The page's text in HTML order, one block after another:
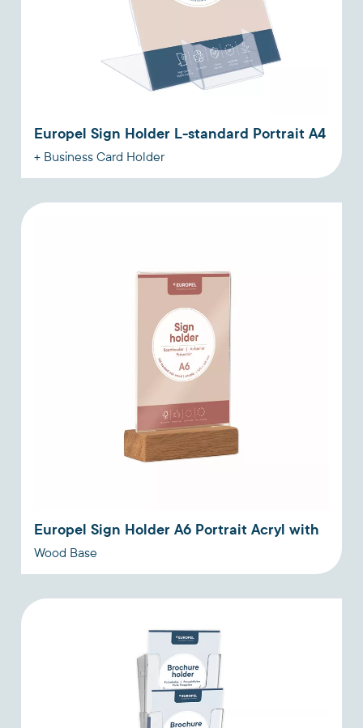
Europel Sign Holder L-standard Portrait A4
+ Business Card Holder
Europel Sign Holder A6 Portrait Acryl with
Wood Base